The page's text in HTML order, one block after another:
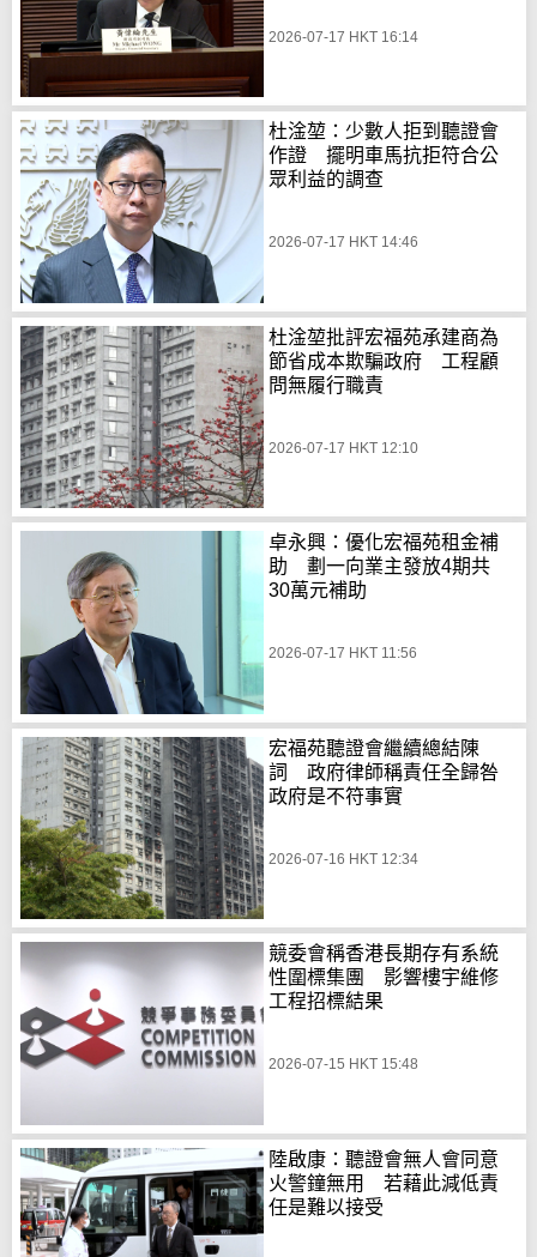
2026-07-17 HKT 16:14
杜淦堃：少數人拒到聽證會
作證 擺明車馬抗拒符合公
眾利益的調查
2026-07-17 HKT 14:46
杜淦堃批評宏福苑承建商為
節省成本欺騙政府 工程顧
問無履行職責
2026-07-17 HKT 12:10
卓永興：優化宏福苑租金補
助 劃一向業主發放4期共
30萬元補助
2026-07-17 HKT 11:56
宏福苑聽證會繼續總結陳
詞 政府律師稱責任全歸咎
政府是不符事實
2026-07-16 HKT 12:34
競委會稱香港長期存有系統
性圍標集團 影響樓宇維修
工程招標結果
2026-07-15 HKT 15:48
陸啟康：聽證會無人會同意
火警鐘無用 若藉此減低責
任是難以接受